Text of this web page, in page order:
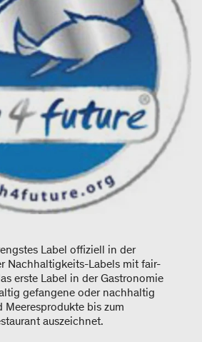
Label offiziell in der
Nachhaltigkeits-Labels mit fair-
erste Label in der Gastronomie
gefangene oder nachhaltig
Meeresprodukte bis zum
auszeichnet.